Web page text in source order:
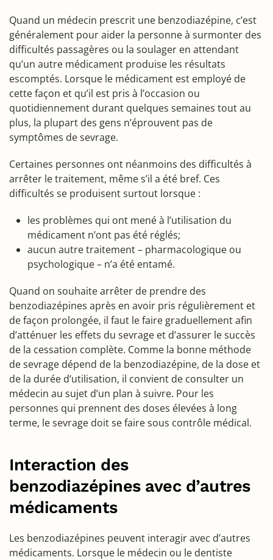
Quand un médecin prescrit une benzodiazépine, c’est
généralement pour aider la personne à surmonter des
difficultés passagères ou la soulager en attendant
qu’un autre médicament produise les résultats
escomptés. Lorsque le médicament est employé de
cette façon et qu’il est pris à l’occasion ou
quotidiennement durant quelques semaines tout au
plus, la plupart des gens n’éprouvent pas de
symptômes de sevrage.
Certaines personnes ont néanmoins des difficultés à
arrêter le traitement, même s’il a été bref. Ces
difficultés se produisent surtout lorsque :
les problèmes qui ont mené à l’utilisation du
médicament n’ont pas été réglés;
aucun autre traitement – pharmacologique ou
psychologique – n’a été entamé.
Quand on souhaite arrêter de prendre des
benzodiazépines après en avoir pris régulièrement et
de façon prolongée, il faut le faire graduellement afin
d’atténuer les effets du sevrage et d’assurer le succès
de la cessation complète. Comme la bonne méthode
de sevrage dépend de la benzodiazépine, de la dose et
de la durée d’utilisation, il convient de consulter un
médecin au sujet d’un plan à suivre. Pour les
personnes qui prennent des doses élevées à long
terme, le sevrage doit se faire sous contrôle médical.
Interaction des
benzodiazépines avec d’autres
médicaments
Les benzodiazépines peuvent interagir avec d’autres
médicaments. Lorsque le médecin ou le dentiste